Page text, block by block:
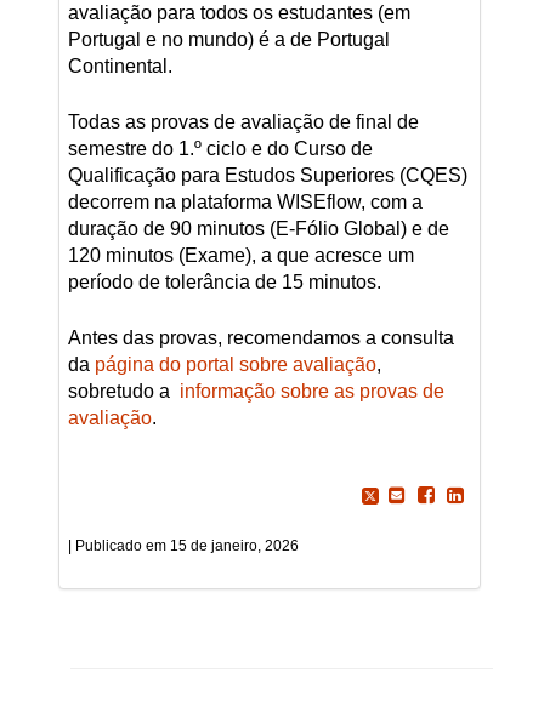
avaliação para todos os estudantes (em
Portugal e no mundo) é a de Portugal
Continental.
Todas as provas de avaliação de final de
semestre do 1.º ciclo e do Curso de
Qualificação para Estudos Superiores (CQES)
decorrem na plataforma WISEflow, com a
duração de 90 minutos (E-Fólio Global) e de
120 minutos (Exame), a que acresce um
período de tolerância de 15 minutos.
Antes das provas, recomendamos a consulta
da página do portal sobre avaliação,
sobretudo a informação sobre as provas de
avaliação.
15 de janeiro, 2026